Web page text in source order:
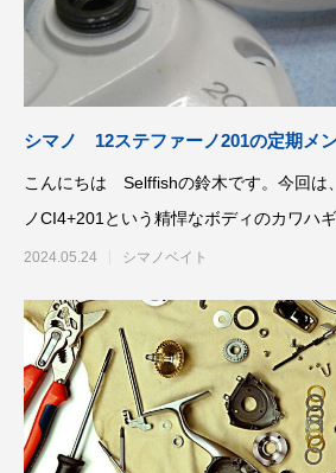
シマノ 12ステファーノ201の定期メ
こんにちは Selffishの鈴木です。今回
ノCI4+201という精悍なボディのカワハ
す
2024.05.24 シマノベイト